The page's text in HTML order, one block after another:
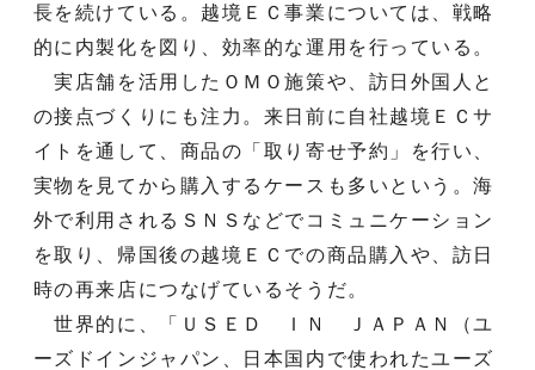
長を続けている。越境ＥＣ事業については、戦略
的に内製化を図り、効率的な運用を行っている。
実店舗を活用したＯＭＯ施策や、訪日外国人と
の接点づくりにも注力。来日前に自社越境ＥＣサ
イトを通して、商品の「取り寄せ予約」を行い、
実物を見てから購入するケースも多いという。海
外で利用されるＳＮＳなどでコミュニケーション
を取り、帰国後の越境ＥＣでの商品購入や、訪日
時の再来店につなげているそうだ。
世界的に、「ＵＳＥＤ ＩＮ ＪＡＰＡＮ（ユ
ーズドインジャパン、日本国内で使われたユーズ